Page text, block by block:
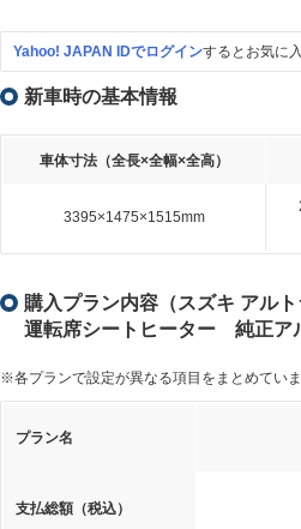
Yahoo! JAPAN IDでログインするとお気に
新車時の基本情報
車体寸法（全長×全幅×全高）
3395×1475×1515mm
購入プラン内容（スズキ アル
運転席シートヒーター 純正ア
※各プランで設定が異なる項目をまとめてい
プラン名
支払総額（税込）